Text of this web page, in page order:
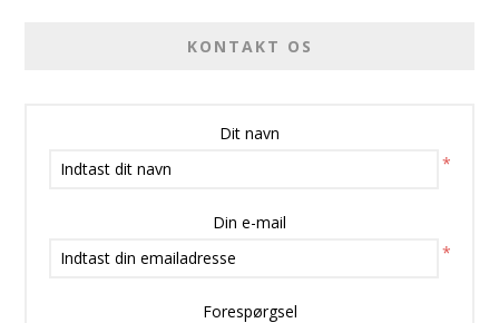
KONTAKT OS
Dit navn
*
Din e-mail
*
Forespørgsel